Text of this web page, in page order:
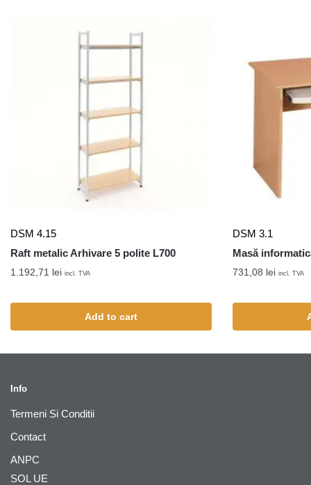
DSM 4.15
Raft metalic Arhivare 5 polite L700
1.192,71 lei incl. TVA
Add to cart
DSM 3.1
Masă
731,08 lei incl. TVA
Info
Termeni Si Conditii
Contact
ANPC
SOL UE